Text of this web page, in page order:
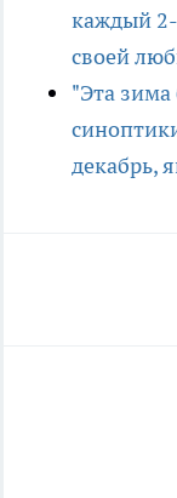
каждый
своей
"Эта
декабрь,